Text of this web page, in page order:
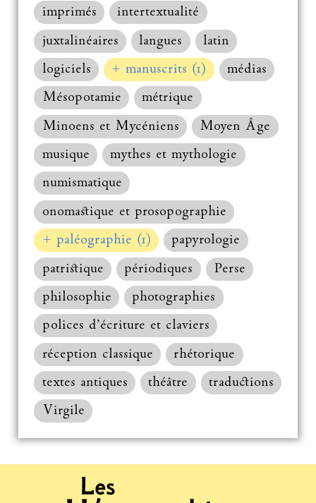
imprimés
intertextualité
juxtalinéaires
langues
latin
logiciels
+ manuscrits (1)
médias
Mésopotamie
métrique
Minoens et Mycéniens
Moyen Âge
musique
mythes et mythologie
numismatique
onomastique et prosopographie
+ paléographie (1)
papyrologie
patristique
périodiques
Perse
philosophie
photographies
polices d’écriture et claviers
réception classique
rhétorique
textes antiques
théâtre
traductions
Virgile